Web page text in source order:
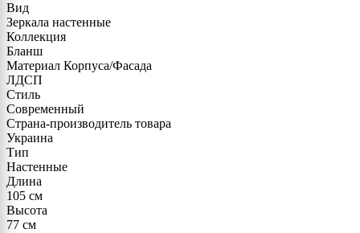
Вид
Зеркала настенные
Коллекция
Бланш
Материал Корпуса/Фасада
ЛДСП
Стиль
Современный
Страна-производитель товара
Украина
Тип
Настенные
Длина
105 см
Высота
77 см